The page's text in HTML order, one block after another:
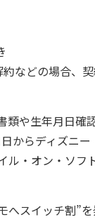
などの場合、
や生年月日確
からディズニ
・オン・ソフ
スイッチ割”を